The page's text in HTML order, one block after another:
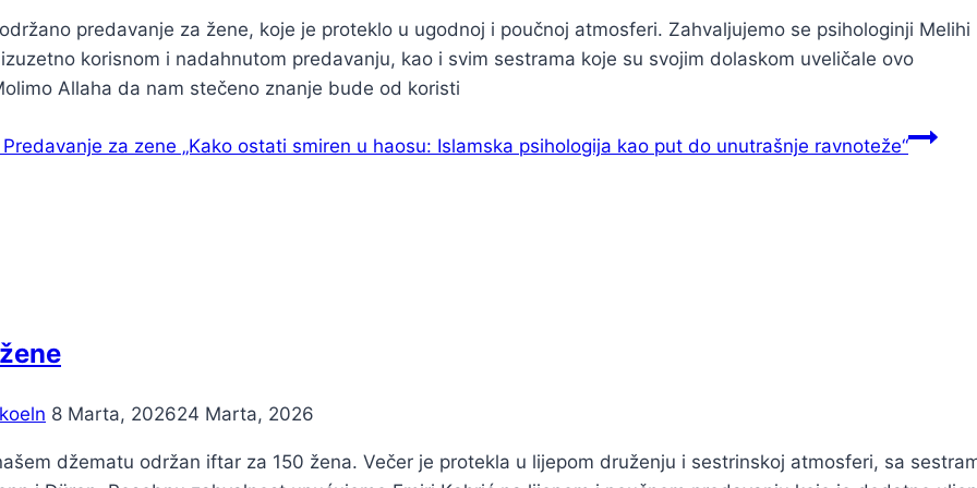
predavanje za žene, koje je proteklo u ugodnoj i poučnoj atmosferi. Zahvaljujemo se psihologinji Melihi
korisnom i nadahnutom predavanju, kao i svim sestrama koje su svojim dolaskom uveličale ovo
Allaha da nam stečeno znanje bude od koristi
za zene „Kako ostati smiren u haosu: Islamska psihologija kao put do unutrašnje ravnoteže“
8 Marta, 202624 Marta, 2026
džematu održan iftar za 150 žena. Večer je protekla u lijepom druženju i sestrinskoj atmosferi, sa